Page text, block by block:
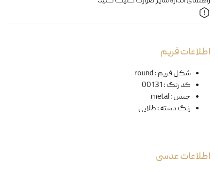
اطلاعات فریم
شکل فریم:
round
کد رنگ:
00131
جنس:
metal
رنگ دسته:طلایی
اطلاعات عدسی